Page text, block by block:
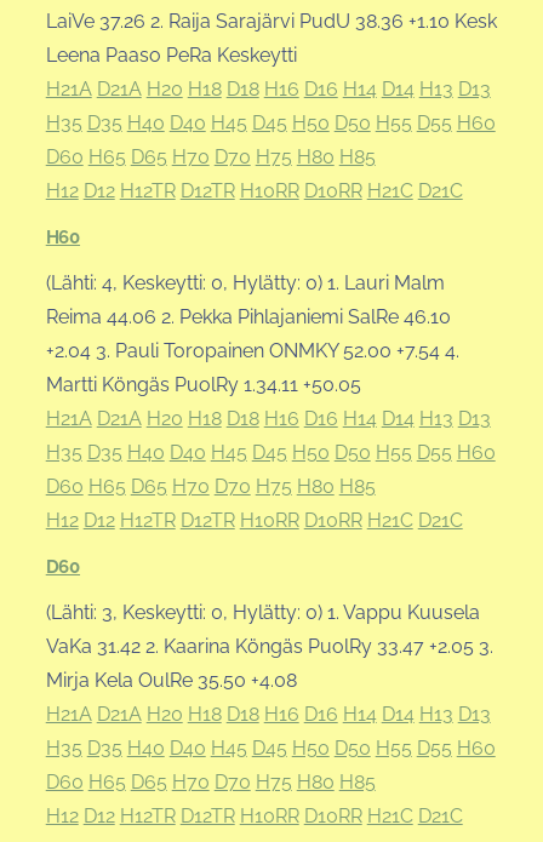
LaiVe 37.26 2. Raija Sarajärvi PudU 38.36 +1.10 Kesk
Leena Paaso PeRa Keskeytti
H21A D21A H20 H18 D18 H16 D16 H14 D14 H13 D13
H35 D35 H40 D40 H45 D45 H50 D50 H55 D55 H60
D60 H65 D65 H70 D70 H75 H80 H85
H12 D12 H12TR D12TR H10RR D10RR H21C D21C
H60
(Lähti: 4, Keskeytti: 0, Hylätty: 0) 1. Lauri Malm
Reima 44.06 2. Pekka Pihlajaniemi SalRe 46.10
+2.04 3. Pauli Toropainen ONMKY 52.00 +7.54 4.
Martti Köngäs PuolRy 1.34.11 +50.05
H21A D21A H20 H18 D18 H16 D16 H14 D14 H13 D13
H35 D35 H40 D40 H45 D45 H50 D50 H55 D55 H60
D60 H65 D65 H70 D70 H75 H80 H85
H12 D12 H12TR D12TR H10RR D10RR H21C D21C
D60
(Lähti: 3, Keskeytti: 0, Hylätty: 0) 1. Vappu Kuusela
VaKa 31.42 2. Kaarina Köngäs PuolRy 33.47 +2.05 3.
Mirja Kela OulRe 35.50 +4.08
H21A D21A H20 H18 D18 H16 D16 H14 D14 H13 D13
H35 D35 H40 D40 H45 D45 H50 D50 H55 D55 H60
D60 H65 D65 H70 D70 H75 H80 H85
H12 D12 H12TR D12TR H10RR D10RR H21C D21C